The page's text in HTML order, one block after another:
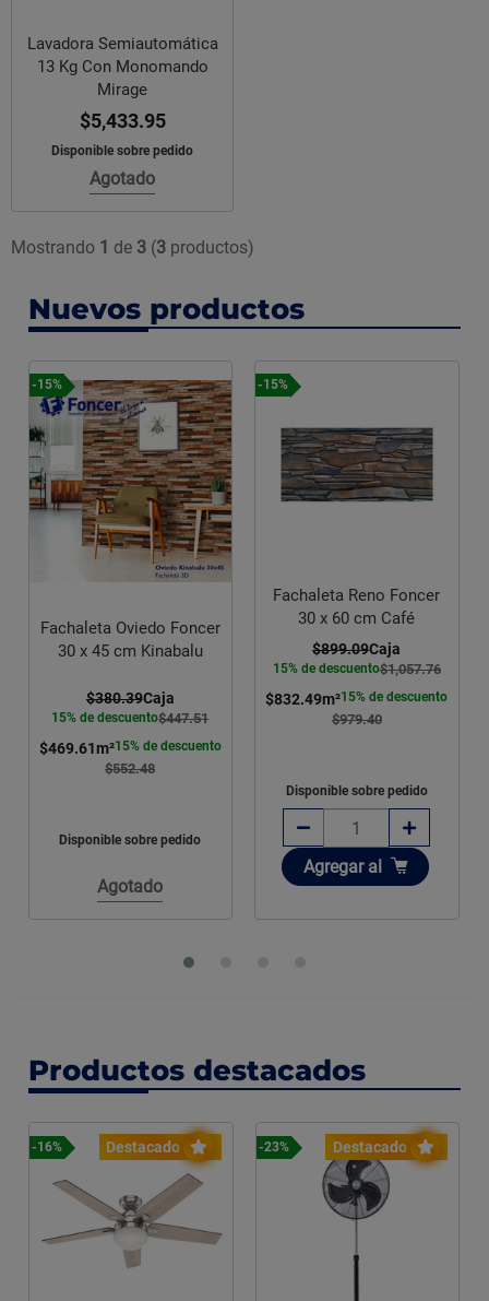
Lavadora Semiautomática
13 Kg Con Monomando
Mirage
$5,433.95
Disponible sobre pedido
Agotado
Mostrando 1 de 3 (3 productos)
Nuevos productos
-15%
Fachaleta Oviedo Foncer
30 x 45 cm Kinabalu
$447.51
$380.39Caja
15% de descuento
$552.48
$469.61m²15% de descuento
Disponible sobre pedido
Agotado
-15%
Fachaleta Reno Foncer
30 x 60 cm Café
$1,057.76
$899.09Caja
15% de descuento
$979.40
$832.49m²15% de descuento
Disponible sobre pedido
Añadir
Agregar al
Productos destacados
Destacado
-16% Destacado
-23%